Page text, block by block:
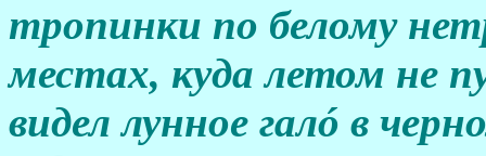
тропинки по белому
местах, куда летом не
видел лунное галó в